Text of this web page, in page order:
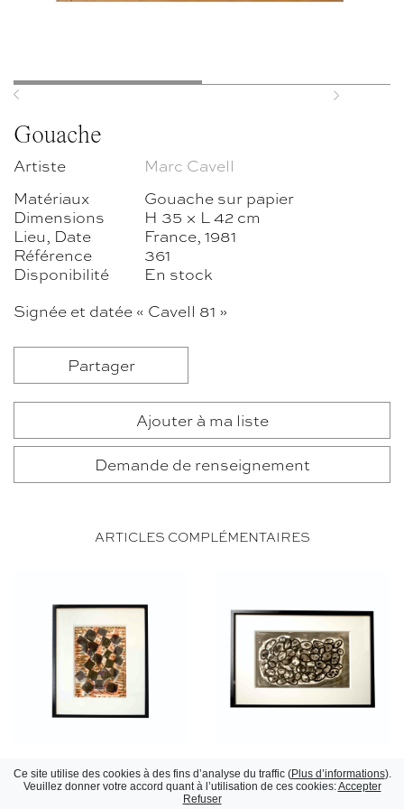
Previous Next
Gouache
Artiste
Marc Cavell
Matériaux
Gouache sur papier
Dimensions
H 35 × L 42 cm
Lieu, Date
France, 1981
Référence
361
Disponibilité
En stock
Signée et datée « Cavell 81 »
Partager
Ajouter à ma liste
Demande de renseignement
ARTICLES COMPLÉMENTAIRES
Marc Cavell, circa 1970 Marc Cavell, circa 1970
Ce site utilise des cookies à des fins d’analyse du traffic (Plus d’informations).
Veuillez donner votre accord quant à l’utilisation de ces cookies:Accepter
Refuser